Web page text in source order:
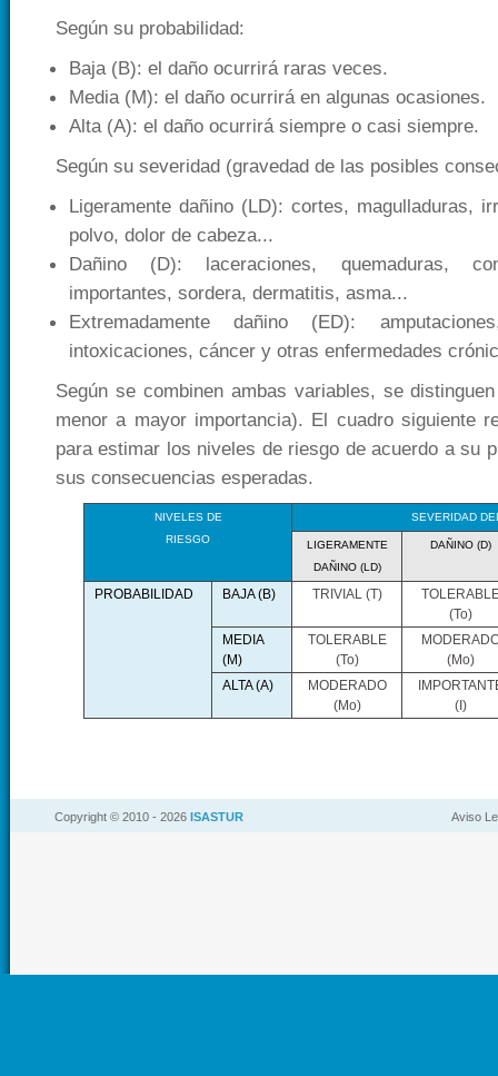
Según su probabilidad:
Baja (B): el daño ocurrirá raras veces.
Media (M): el daño ocurrirá en algunas ocasiones.
Alta (A): el daño ocurrirá siempre o casi siempre.
Según su severidad (gravedad de las posibles
Ligeramente dañino (LD): cortes, magulladuras,
polvo, dolor de cabeza...
Dañino (D): laceraciones, quemaduras,
importantes, sordera, dermatitis, asma...
Extremadamente dañino (ED):
intoxicaciones, cáncer y otras enfermedades
Según se combinen ambas variables, se
menor a mayor importancia). El cuadro siguiente
para estimar los niveles de riesgo de acuerdo a su
sus consecuencias esperadas.
NIVELES DE
RIESGO
SEVERIDAD
LIGERAMENTE
DAÑINO (LD)
DAÑINO (D)
PROBABILIDAD BAJA (B) TRIVIAL (T)
(To)
MEDIA
(M)
TOLERABLE
(To)
(Mo)
ALTA (A)
MODERADO
(Mo)
(I)
Copyright © 2010 - 2026 ISASTUR Aviso